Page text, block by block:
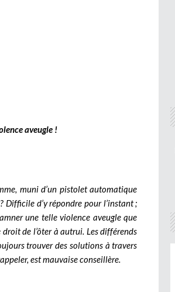
aveugle !
muni d’un pistolet automatique
Difficile d’y répondre pour l’instant ;
une telle violence aveugle que
de l’ôter à autrui. Les différends
trouver des solutions à travers
est mauvaise conseillère.